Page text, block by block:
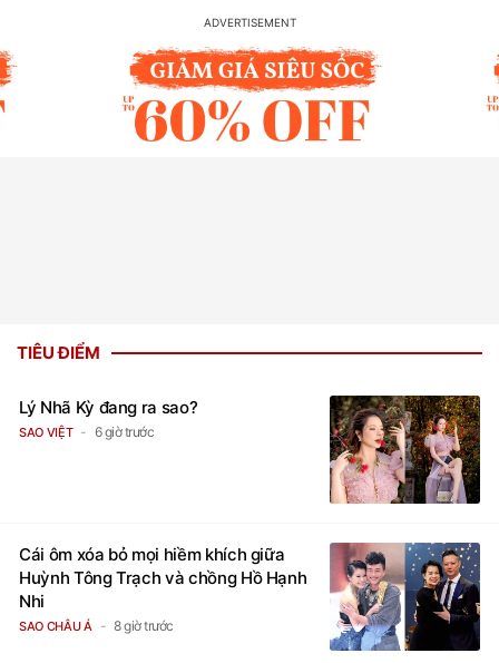
TIÊU ĐIỂM
Lý Nhã Kỳ đang ra sao?
SAO VIỆT 6 giờ trước
Cái ôm xóa bỏ mọi hiềm khích giữa
Huỳnh Tông Trạch và chồng Hồ Hạnh
Nhi
SAO CHÂU Á 8 giờ trước